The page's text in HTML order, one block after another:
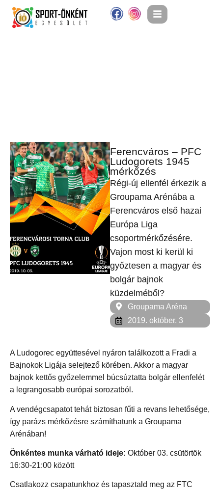
Ferencváros – PFC
Ludogorets 1945
mérkőzés
Régi-új ellenfél érkezik a
Groupama Arénába a
Ferencváros első hazai
Európa Liga
csoportmérkőzésére.
Vajon most ki kerül ki
győztesen a magyar és
bolgár bajnok
küzdelméből?
Groupama Aréna
2019. október. 3
A Ludogorec együttesével nyáron találkozott a Fradi a
Bajnokok Ligája selejtező körében. Akkor a magyar
bajnok kettős győzelemmel búcsúztatta bolgár ellenfelét
a legrangosabb európai sorozatból.
A vendégcsapatot tehát biztosan fűti a revans lehetősége,
így parázs mérkőzésre számíthatunk a Groupama
Arénában!
Önkéntes munka várható ideje: Október 03. csütörtök
16:30-21:00 között
Csatlakozz csapatunkhoz és tapasztald meg az FTC